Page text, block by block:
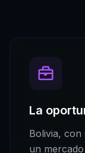
La
Bolivia, con
un